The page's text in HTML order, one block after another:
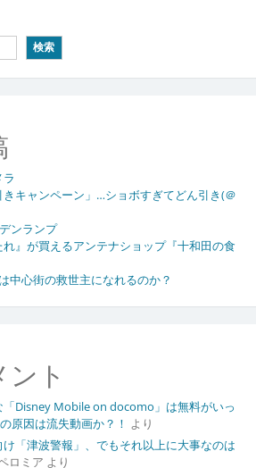
検索
キャンペーン」…ショボすぎてどん引き(＠
ンランプ
』が買えるアンテナショップ『十和田の食
中心街の救世主になれるのか？
ト
「Disney Mobile on docomo」は無料がいっ
原因は流失動画か？！ より
「津波警報」、でもそれ以上に大事なのは
ロミア より